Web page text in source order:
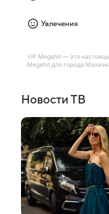
Увлечения
ViP Megahit — это
Megahit для города
Новости ТВ